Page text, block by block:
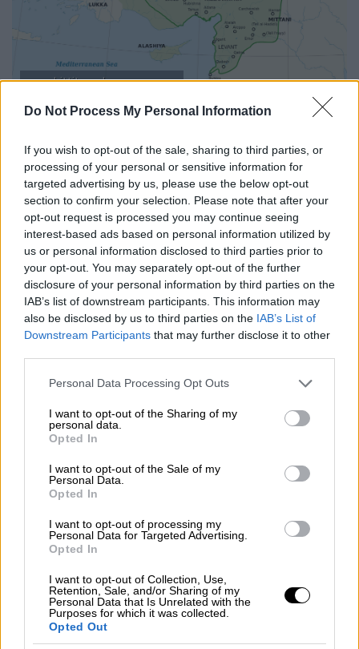
Do Not Process My Personal Information
If you wish to opt-out of the sale, sharing to third parties, or
processing of your personal or sensitive information for
targeted advertising by us, please use the below opt-out
section to confirm your selection. Please note that after your
opt-out request is processed you may continue seeing
interest-based ads based on personal information utilized by
us or personal information disclosed to third parties prior to
your opt-out. You may separately opt-out of the further
disclosure of your personal information by third parties on the
IAB’s list of downstream participants. This information may
also be disclosed by us to third parties on the IAB’s List of
Downstream Participants that may further disclose it to other
Please note that this website/app uses one or more Google
not limited to your visit or usage behaviour. You may click to
grant or deny consent to Google and its third-party tags to
use your data for below specified purposes in below Google
consent section.
Personal Data Processing Opt Outs
I want to opt-out of the Sharing of my
personal data.
Opted In
I want to opt-out of the Sale of my
Personal Data.
Opted In
I want to opt-out of processing my
Personal Data for Targeted Advertising.
Opted In
I want to opt-out of Collection, Use,
Retention, Sale, and/or Sharing of my
Personal Data that Is Unrelated with the
Purposes for which it was collected.
Opted Out
map_hittite_rule_en.svg_.png
Η Τροία ήταν μια σπουδαία πόλη για 2.000
χρόνια, περίπου από το 3000 μέχρι το 950
π.Χ.Μετά την εγκατάλειψή της, στην Τροία
εγκαταστάθηκαν Έλληνες άποικοι γύρω στο
750 π.Χ. και παρέμεινε μια μικρή πόλη σε όλη
τη διάρκεια της αρχαιότητας,
συμπεριλαμβανομένης της ρωμαϊκής και της
βυζαντινής περιόδου, πριν εγκαταλειφθεί
οριστικά. Κατά την Ύστερη Εποχή του
Χαλκού, η Τροία ήταν πλούσια και κραταιά.
Ήταν η μεγαλύτερη αιγαιοπελαγίτικη πόλη,
ένα σημαντικό περιφερειακό κέντρο – ίσως
εξίσου σημαντικό με τις μεγάλες πόλεις της
κεντρικής Ανατολίας, της Ανατολικής
Μεσογείου ή της Μεσοποταμίας. Κατά την
Ύστερη Εποχή του Χαλκού, η Τροία έλεγχε
σημαντικά λιμάνια, ενώ η ίδια η πόλη
προστατευόταν από ένα πελώριο σύμπλεγμα
φράκτες. Αν κάποια περίοδος της Τροίας
ανταποκρίνεται στη λαμπρή πόλη του
Τρωικού Πολέμου, σίγουρα ήταν αυτή.
Σήμερα θεωρούμε τον πόλεμο ως
αποτέλεσμα απρόσωπων δυνάμεων,
οικονομικών, πολιτικών ή πολιτιστικών. Ο